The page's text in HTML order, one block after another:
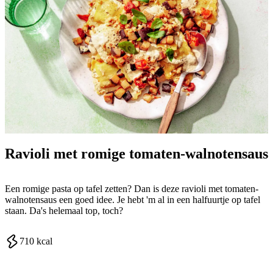
Ravioli met romige tomaten-walnotensaus
Een romige pasta op tafel zetten? Dan is deze ravioli met tomaten-
walnotensaus een goed idee. Je hebt 'm al in een halfuurtje op tafel
staan. Da's helemaal top, toch?
710 kcal